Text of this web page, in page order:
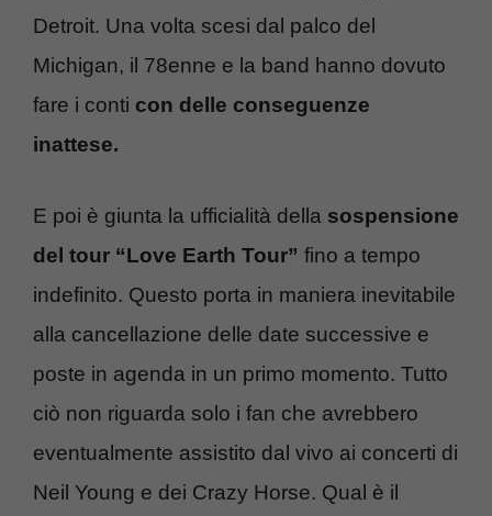
Detroit. Una volta scesi dal palco del
Michigan, il 78enne e la band hanno dovuto
fare i conti con delle conseguenze
inattese.
E poi è giunta la ufficialità della sospensione
del tour “Love Earth Tour” fino a tempo
indefinito. Questo porta in maniera inevitabile
alla cancellazione delle date successive e
poste in agenda in un primo momento. Tutto
ciò non riguarda solo i fan che avrebbero
eventualmente assistito dal vivo ai concerti di
Neil Young e dei Crazy Horse. Qual è il